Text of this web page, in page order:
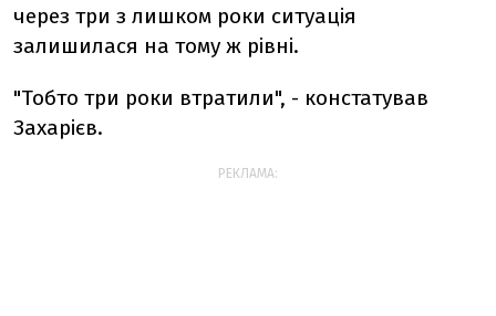
через три з лишком роки ситуація
залишилася на тому ж рівні.
"Тобто три роки втратили", - констатував
Захарієв.
РЕКЛАМА: